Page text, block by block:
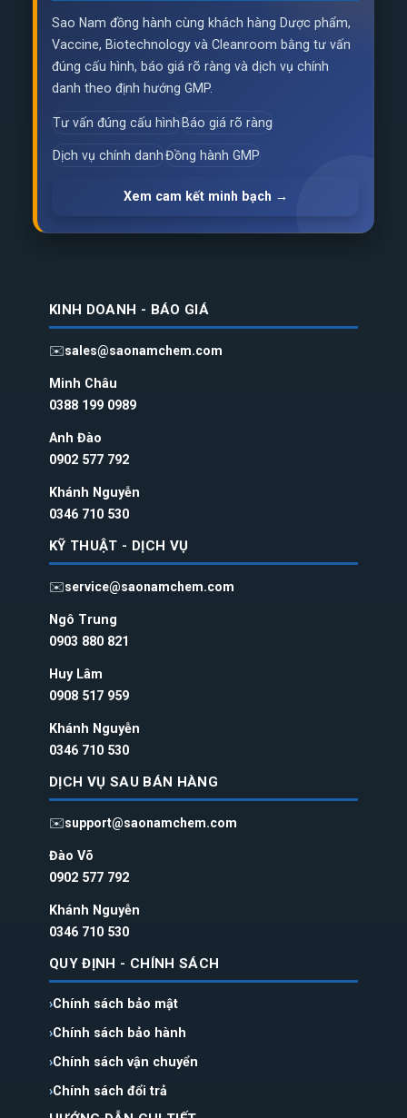
Sao Nam đồng hành cùng khách hàng Dược phẩm,
Vaccine, Biotechnology và Cleanroom bằng tư vấn
đúng cấu hình, báo giá rõ ràng và dịch vụ chính
danh theo định hướng GMP.
Tư vấn đúng cấu hình Báo giá rõ ràng
Dịch vụ chính danhĐồng hành GMP
Xem cam kết minh bạch →
KINH DOANH - BÁO GIÁ
✉️sales@saonamchem.com
Minh Châu
0388 199 0989
Anh Đào
0902 577 792
Khánh Nguyễn
0346 710 530
KỸ THUẬT - DỊCH VỤ
✉️service@saonamchem.com
Ngô Trung
0903 880 821
Huy Lâm
0908 517 959
Khánh Nguyễn
0346 710 530
DỊCH VỤ SAU BÁN HÀNG
✉️support@saonamchem.com
Đào Võ
0902 577 792
Khánh Nguyễn
0346 710 530
QUY ĐỊNH - CHÍNH SÁCH
Chính sách bảo mật
Chính sách bảo hành
Chính sách vận chuyển
Chính sách đổi trả